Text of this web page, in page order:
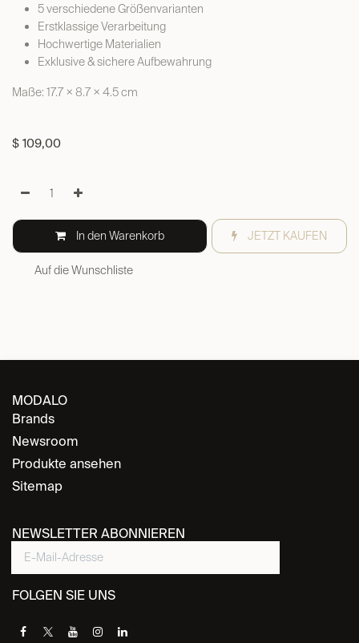
5 verschiedene Größenvarianten
Erstklassige Verarbeitung
Hochwertige Materialien
Exklusive & sichere Aufbewahrung
Maße: 17.7 × 8.7 × 4.5 cm
$ 109,00
In den Warenkorb JETZT KAUFEN
Auf die Wunschliste
MODALO
Brands
Newsroom
Produkte ansehen
Sitemap
NEWSLETTER ABONNIEREN
FOLGEN SIE UNS